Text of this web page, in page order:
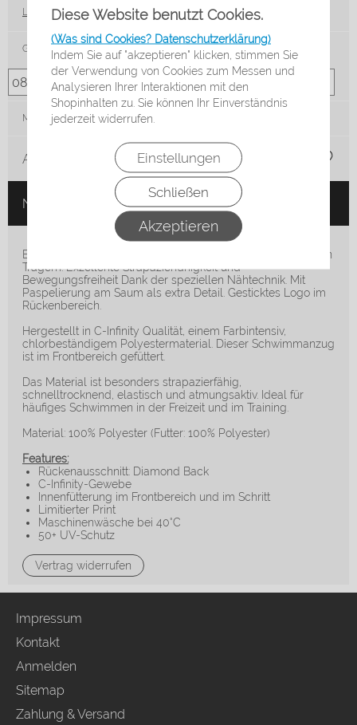
Diese Website benutzt Cookies.
(Was sind Cookies? Datenschutzerklärung)
Indem Sie auf "akzeptieren" klicken, stimmen Sie
der Verwendung von Cookies zum Messen und
Analysieren Ihrer Interaktionen mit den
Shopinhalten zu. Sie können Ihr Einverständnis
jederzeit widerrufen.
Einstellungen
Schließen
Akzeptieren
Lieferzeit*:3 Werktage
Größe
Menge:
Auf die Merkliste
Nicht auf Lager
Einteiler mit Diamond Back Rückenausschnitt und schmalen
Trägern. Exzellente Strapazierfähigkeit und
Bewegungsfreiheit Dank der speziellen Nähtechnik. Mit
Paspelierung am Saum als extra Detail. Gesticktes Logo im
Rückenbereich.
Hergestellt in C-Infinity Qualität, einem Farbintensiv,
chlorbeständigem Polyestermaterial. Dieser Schwimmanzug
ist im Frontbereich gefüttert.
Das Material ist besonders strapazierfähig,
schnelltrocknend, elastisch und atmungsaktiv. Ideal für
häufiges Schwimmen in der Freizeit und im Training.
Material: 100% Polyester (Futter: 100% Polyester)
Features:
Rückenausschnitt: Diamond Back
C-Infinity-Gewebe
Innenfütterung im Frontbereich und im Schritt
Limitierter Print
Maschinenwäsche bei 40°C
50+ UV-Schutz
Vertrag widerrufen
Impressum
Kontakt
Anmelden
Sitemap
Zahlung & Versand